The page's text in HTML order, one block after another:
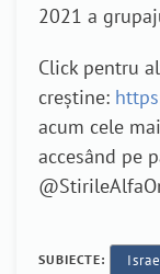
2021 a
Click pentru
creștine:
acum cele
accesând pe
SUBIECTE: